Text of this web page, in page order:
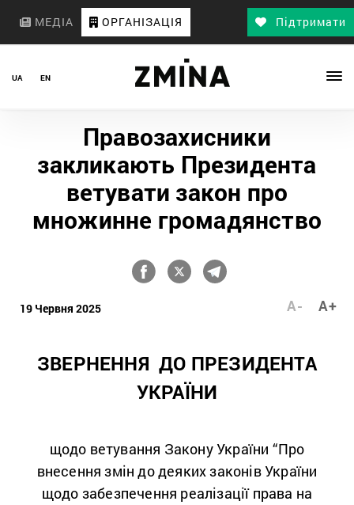
МЕДІА ОРГАНІЗАЦІЯ Підтримати
UA EN
Правозахисники
закликають Президента
ветувати закон про
множинне громадянство
19 Червня 2025 A+
A-
ЗВЕРНЕННЯ ДО ПРЕЗИДЕНТА
УКРАЇНИ
щодо ветування Закону України “Про
внесення змін до деяких законів України
щодо забезпечення реалізації права на